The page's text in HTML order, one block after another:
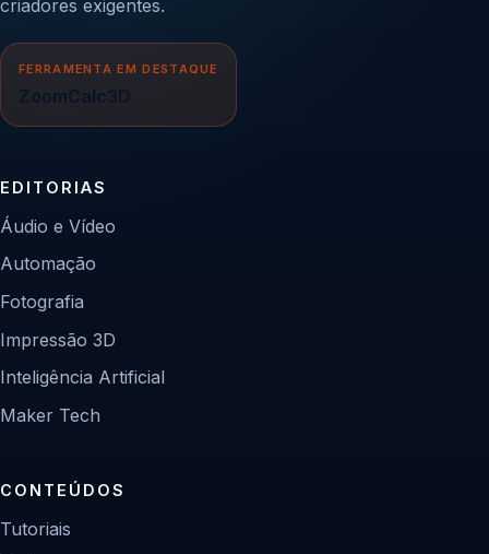
criadores exigentes.
FERRAMENTA EM DESTAQUE
ZoomCalc3D
EDITORIAS
Áudio e Vídeo
Automação
Fotografia
Impressão 3D
Inteligência Artificial
Maker Tech
CONTEÚDOS
Tutoriais